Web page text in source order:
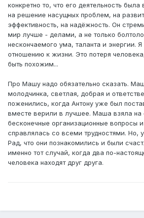
конкретно то, что его деятельность
на решение насущных проблем, на
эффективность, на надёжность. Он
мир лучше - делами, а не только
нескончаемого ума, таланта и энергии.
отношению к жизни. Это потеря
быть похожим...
Про Машу надо обязательно сказать.
молодчинка, светлая, добрая и
поженились, когда Антону уже был
вместе верили в лучшее. Маша взяла на
бесконечные организационные вопросы
справлялась со всеми трудностями. Но,
Рад, что они познакомились и были
именно тот случай, когда два по-
человека находят друг друга.